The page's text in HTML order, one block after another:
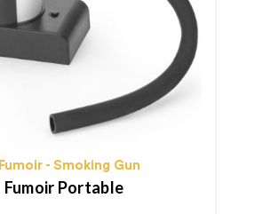
Fumoir - Smoking Gun
Fumoir Portable